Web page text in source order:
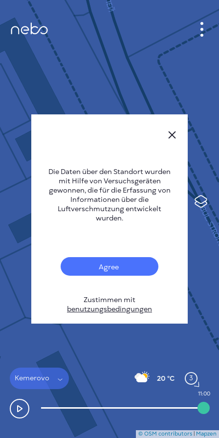
Kemerovo 20 °C 3
11:00
ANMELDEN
STADTPLAN
SENSOR NEBO
Česky
Deutsch
Español
FUNKTIONSWEISE
DATENSCHUTZBESTIMMUNGEN
BEDINGUNGEN UND KONDITIONEN
INSTALLATIONSANLEITUNG
FAQ
KONTAKT
21
© OSM contributors | Mapzen
Die Daten über den Standort wurden
mit Hilfe von Versuchsgeräten
gewonnen, die für die Erfassung von
Informationen über die
Luftverschmutzung entwickelt
wurden.
Agree
Zustimmen mit
benutzungsbedingungen